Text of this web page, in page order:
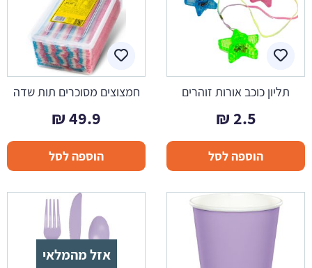
תליון כוכב אורות זוהרים
2.5
₪
הוספה לסל
חמצוצים מסוכרים תות שדה
49.9
₪
הוספה לסל
אזל מהמלאי